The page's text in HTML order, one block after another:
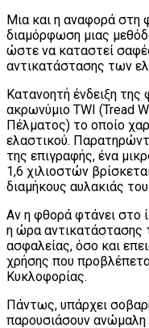
Μια και η αναφορά στη
διαμόρφωση μιας
ώστε να καταστεί
αντικατάστασης των
Κατανοητή ένδειξη
ακρωνύμιο TWI (Tread
Πέλματος) το οποίο
ελαστικού.
της επιγραφής, ένα
1,6 χιλιοστών
διαμήκους αυλακιάς
Αν η φθορά φτάνει στο
η ώρα αντικατάστασης
ασφαλείας, όσο και
χρήσης που
Κυκλοφορίας.
Πάντως, υπάρχει
παρουσιάσουν